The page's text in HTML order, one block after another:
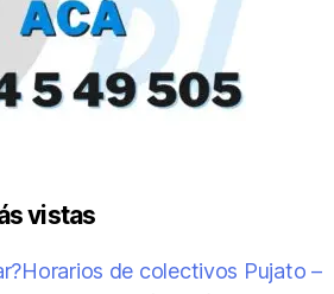
vistas
de colectivos Pujato –